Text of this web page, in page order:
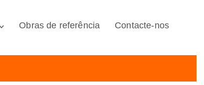
Obras de referência Contacte-nos